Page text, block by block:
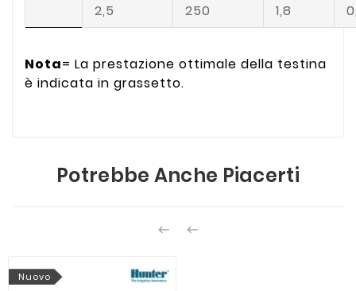
2,5
250 1,8
Nota= La prestazione ottimale della testina
è indicata in grassetto.
Potrebbe Anche Piacerti
 
Nuovo